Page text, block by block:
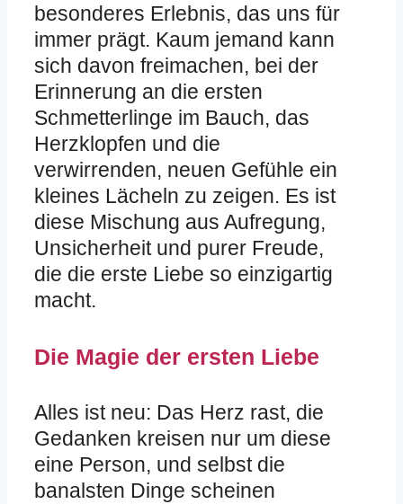
besonderes Erlebnis, das uns für
immer prägt. Kaum jemand kann
sich davon freimachen, bei der
Erinnerung an die ersten
Schmetterlinge im Bauch, das
Herzklopfen und die
verwirrenden, neuen Gefühle ein
kleines Lächeln zu zeigen. Es ist
diese Mischung aus Aufregung,
Unsicherheit und purer Freude,
die die erste Liebe so einzigartig
macht.
Die Magie der ersten Liebe
Alles ist neu: Das Herz rast, die
Gedanken kreisen nur um diese
eine Person, und selbst die
banalsten Dinge scheinen